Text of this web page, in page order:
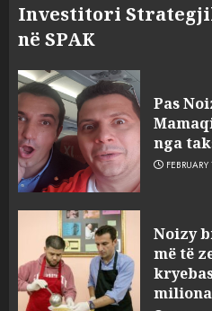
Investitori
në SPAK
Pas
nga
Noizy
më të
3
ngjarja
MARCH 25,